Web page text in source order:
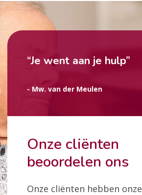
Onze cliënten
beoordelen ons
Onze cliënten hebben onze
“Je went aan je hulp”
- Mw. van der Meulen